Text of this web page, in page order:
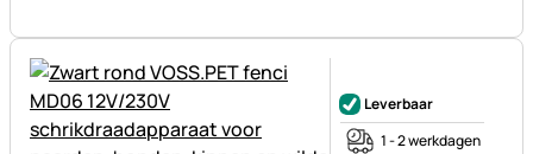
Leverbaar
1 - 2 werkdagen